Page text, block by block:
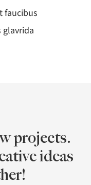
faucibus
glavrida
projects.
ideas